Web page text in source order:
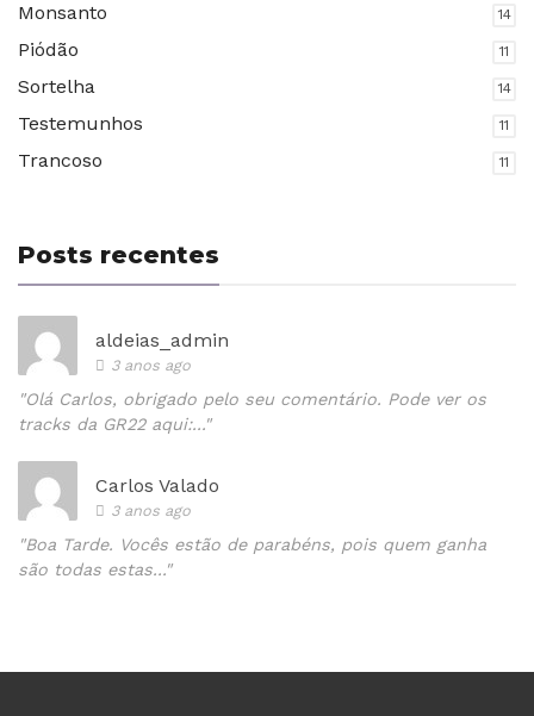
Monsanto 14
Piódão 11
Sortelha 14
Testemunhos 11
Trancoso 11
Posts recentes
aldeias_admin
3 anos ago
"Olá Carlos, obrigado pelo seu comentário. Pode ver os
tracks da GR22 aqui:..."
Carlos Valado
3 anos ago
"Boa Tarde. Vocês estão de parabéns, pois quem ganha
são todas estas..."